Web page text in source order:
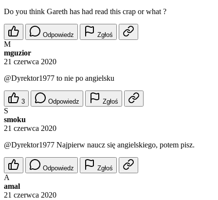
Do you think Gareth has had read this crap or what ?
Odpowiedz Zgłoś
M
mguzior
21 czerwca 2020
@Dyrektor1977 to nie po angielsku
3 Odpowiedz Zgłoś
S
smoku
21 czerwca 2020
@Dyrektor1977 Najpierw naucz się angielskiego, potem pisz.
Odpowiedz Zgłoś
A
amal
21 czerwca 2020